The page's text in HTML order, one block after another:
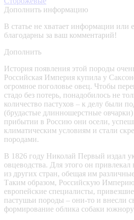
Дополнить информацию
В статье не хватает информации или
благодарны за ваш комментарий!
Дополнить
История появления этой породы
Российская Империя купила у
огромное поголовье овец. Чтобы
стадо без потерь, понадобилось не
количество пастухов – к делу были
(брудастые длинношерстные
прибытии в Россию они осели,
климатическим условиям и стали
породами.
В 1826 году Николай Первый издал
овцеводства. Для этого он
из других стран, обещая им
Таким образом, Российскую
европейские специалисты,
пастушьи породы – они-то и внесли
формирование облика собаки